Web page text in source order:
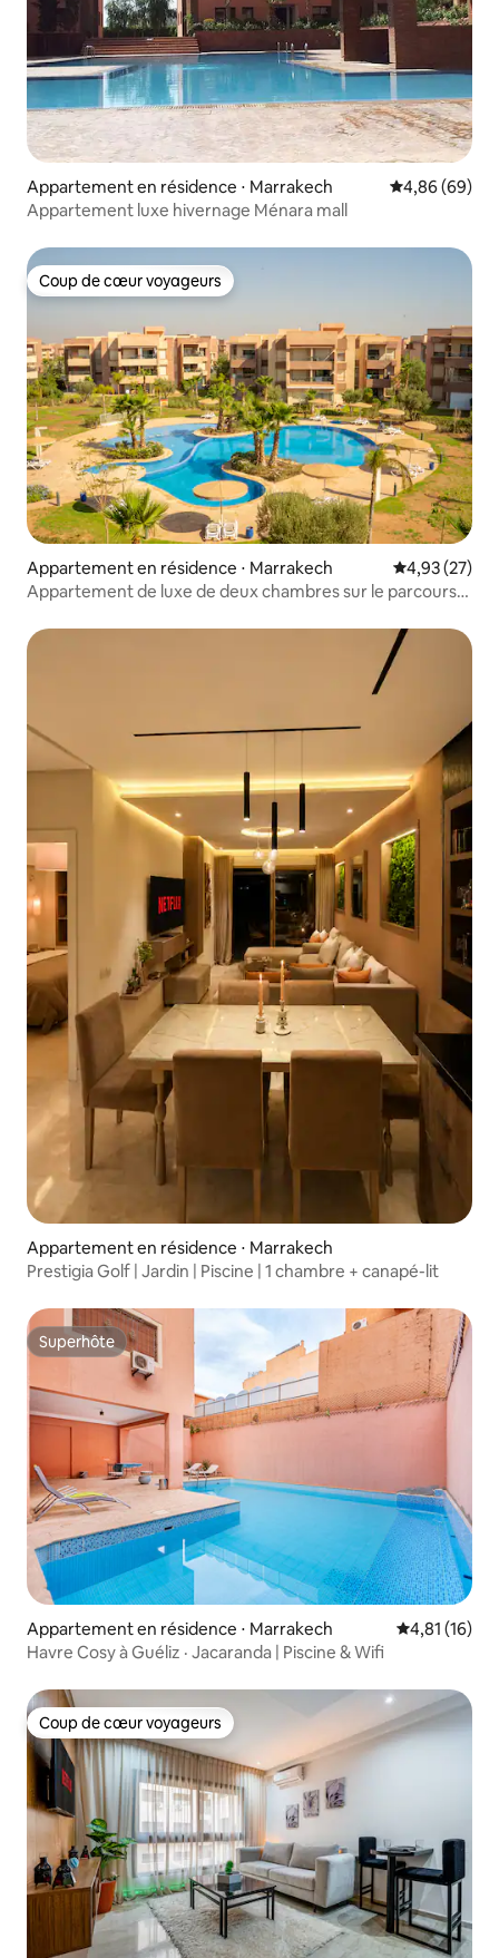
Appartement en résidence ⋅ Marrakech Évaluation
4,86 (69)
Appartement luxe hivernage Ménara mall
Coup de cœur voyageurs
Coup de cœur voyageurs
Appartement en résidence ⋅ Marrakech Évaluation
4,93 (27)
Appartement de luxe de deux chambres sur le parcours
Appartement en résidence ⋅ Marrakech
Prestigia Golf | Jardin | Piscine | 1 chambre + canapé-lit
Superhôte
Superhôte
Appartement en résidence ⋅ Marrakech Évaluation
4,81 (16)
Havre Cosy à Guéliz · Jacaranda | Piscine & Wifi
Coup de cœur voyageurs
Coup de cœur voyageurs